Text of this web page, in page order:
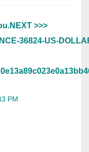
>>>
36824-US-
PM